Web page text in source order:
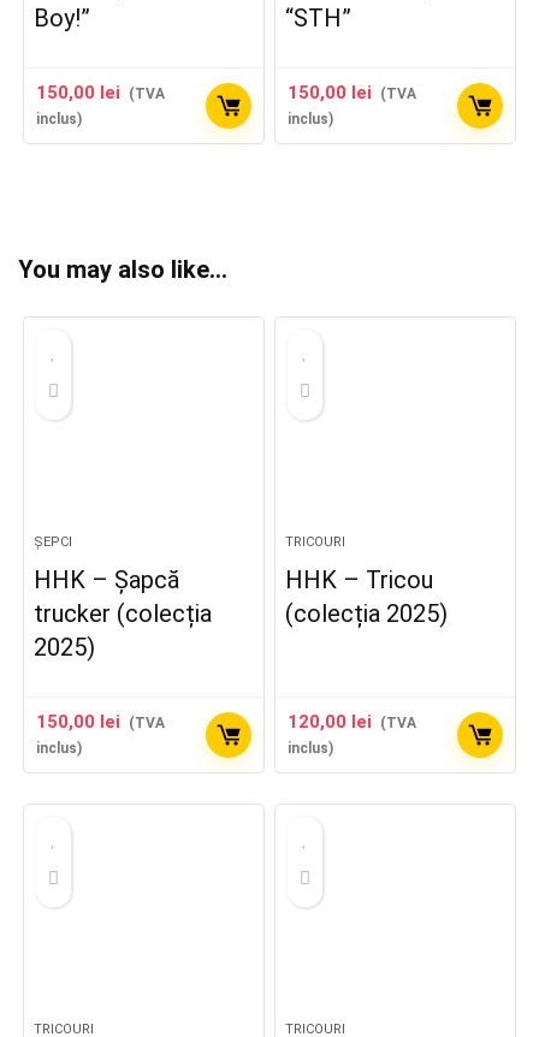
Boy!”
150,00 lei
(TVA
inclus)
“STH”
150,00 lei
(TVA
inclus)
You may also like…
ȘEPCI
HHK – Șapcă
trucker (colecția
2025)
150,00 lei
(TVA
inclus)
TRICOURI
HHK – Tricou
(colecția 2025)
120,00 lei
(TVA
inclus)
TRICOURI TRICOURI